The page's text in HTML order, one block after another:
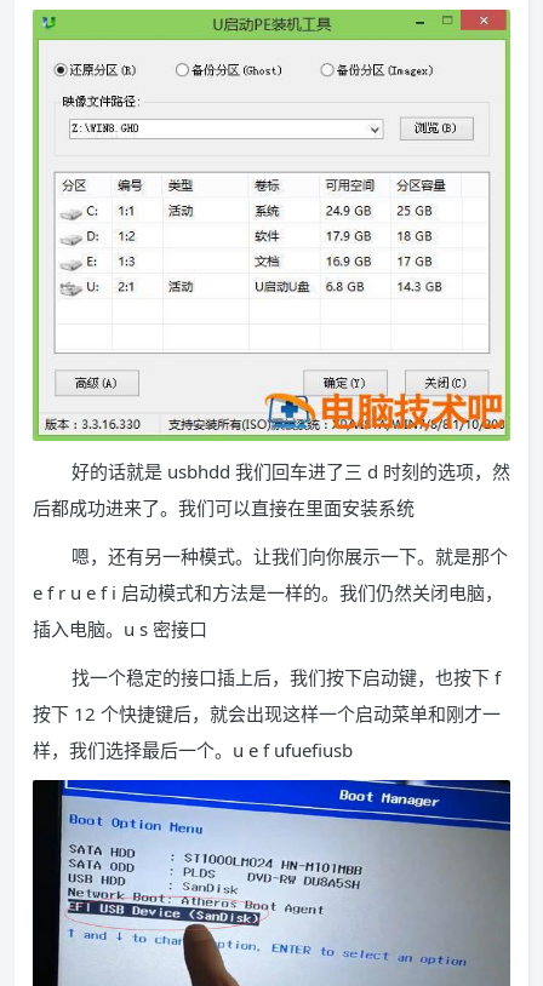
好的话就是 usbhdd 我们回车进了三 d 时刻的选项，然
后都成功进来了。我们可以直接在里面安装系统
嗯，还有另一种模式。让我们向你展示一下。就是那个
e f r u e f i 启动模式和方法是一样的。我们仍然关闭电脑，
插入电脑。u s 密接口
找一个稳定的接口插上后，我们按下启动键，也按下 f
按下 12 个快捷键后，就会出现这样一个启动菜单和刚才一
样，我们选择最后一个。u e f ufuefiusb